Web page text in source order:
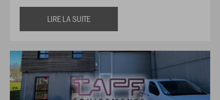
LIRE LA SUITE